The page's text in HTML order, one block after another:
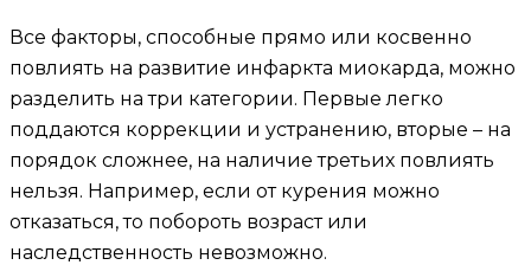
Все факторы, способные прямо или косвенно
повлиять на развитие инфаркта миокарда, можно
разделить на три категории. Первые легко
поддаются коррекции и устранению, вторые – на
порядок сложнее, на наличие третьих повлиять
нельзя. Например, если от курения можно
отказаться, то побороть возраст или
наследственность невозможно.